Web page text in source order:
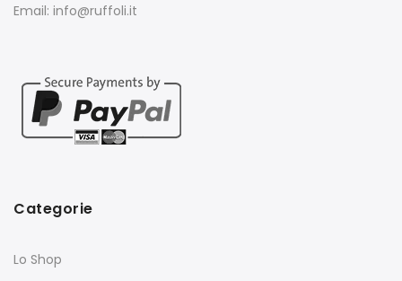
Email: info@ruffoli.it
Categorie
Lo Shop